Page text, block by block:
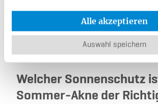
Alle akzeptieren
Auswahl speichern
Mehr erfahren
Welcher Sonnenschutz
Sommer-Akne der